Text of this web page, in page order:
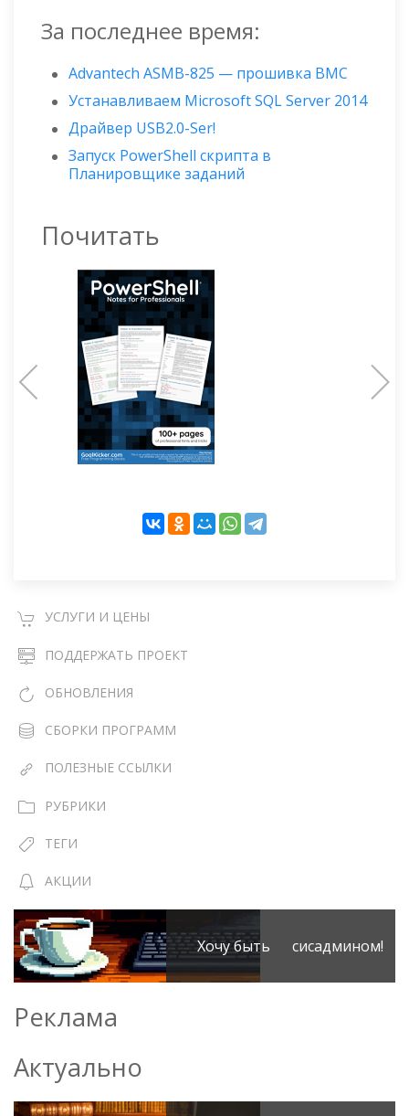
За последнее время:
Advantech ASMB-825 — прошивка BMC
Устанавливаем Microsoft SQL Server 2014
Драйвер USB2.0-Ser!
Запуск PowerShell скрипта в
Планировщике заданий
Почитать
УСЛУГИ И ЦЕНЫ
ПОДДЕРЖАТЬ ПРОЕКТ
ОБНОВЛЕНИЯ
СБОРКИ ПРОГРАММ
ПОЛЕЗНЫЕ ССЫЛКИ
РУБРИКИ
ТЕГИ
АКЦИИ
Хочу быть сисадмином!
Реклама
Актуально